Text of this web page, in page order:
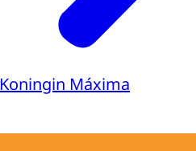
Koningin Máxima